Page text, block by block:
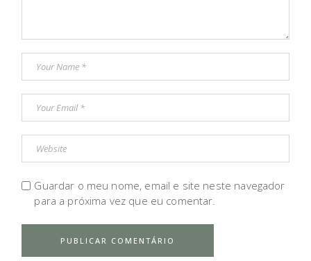
Guardar o meu nome, email e site neste navegador
para a próxima vez que eu comentar.
PUBLICAR COMENTÁRIO